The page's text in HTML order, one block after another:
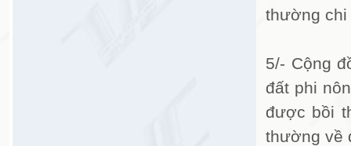
thường chi
5/- Cộng
đất phi
được bồi
thường về